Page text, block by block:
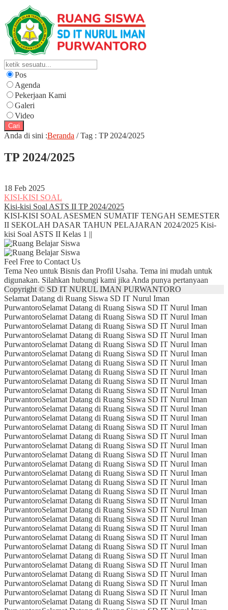
Pos
Agenda
Pekerjaan Kami
Galeri
Video
Cari
Anda di sini :Beranda /Tag : TP 2024/2025
TP 2024/2025
18 Feb 2025
KISI-KISI SOAL
Kisi-kisi Soal ASTS II TP 2024/2025
KISI-KISI SOAL ASESMEN SUMATIF TENGAH SEMESTER
II SEKOLAH DASAR TAHUN PELAJARAN 2024/2025 Kisi-
kisi Soal ASTS II Kelas 1 ||
Feel Free to Contact Us
Tema Neo untuk Bisnis dan Profil Usaha. Tema ini mudah untuk
digunakan. Silahkan hubungi kami jika Anda punya pertanyaan
Copyright © SD IT NURUL IMAN PURWANTORO
Selamat Datang di Ruang Siswa SD IT Nurul Iman
PurwantoroSelamat Datang di Ruang Siswa SD IT Nurul Iman
PurwantoroSelamat Datang di Ruang Siswa SD IT Nurul Iman
PurwantoroSelamat Datang di Ruang Siswa SD IT Nurul Iman
PurwantoroSelamat Datang di Ruang Siswa SD IT Nurul Iman
PurwantoroSelamat Datang di Ruang Siswa SD IT Nurul Iman
PurwantoroSelamat Datang di Ruang Siswa SD IT Nurul Iman
PurwantoroSelamat Datang di Ruang Siswa SD IT Nurul Iman
PurwantoroSelamat Datang di Ruang Siswa SD IT Nurul Iman
PurwantoroSelamat Datang di Ruang Siswa SD IT Nurul Iman
PurwantoroSelamat Datang di Ruang Siswa SD IT Nurul Iman
PurwantoroSelamat Datang di Ruang Siswa SD IT Nurul Iman
PurwantoroSelamat Datang di Ruang Siswa SD IT Nurul Iman
PurwantoroSelamat Datang di Ruang Siswa SD IT Nurul Iman
PurwantoroSelamat Datang di Ruang Siswa SD IT Nurul Iman
PurwantoroSelamat Datang di Ruang Siswa SD IT Nurul Iman
PurwantoroSelamat Datang di Ruang Siswa SD IT Nurul Iman
PurwantoroSelamat Datang di Ruang Siswa SD IT Nurul Iman
PurwantoroSelamat Datang di Ruang Siswa SD IT Nurul Iman
PurwantoroSelamat Datang di Ruang Siswa SD IT Nurul Iman
PurwantoroSelamat Datang di Ruang Siswa SD IT Nurul Iman
PurwantoroSelamat Datang di Ruang Siswa SD IT Nurul Iman
PurwantoroSelamat Datang di Ruang Siswa SD IT Nurul Iman
PurwantoroSelamat Datang di Ruang Siswa SD IT Nurul Iman
PurwantoroSelamat Datang di Ruang Siswa SD IT Nurul Iman
PurwantoroSelamat Datang di Ruang Siswa SD IT Nurul Iman
PurwantoroSelamat Datang di Ruang Siswa SD IT Nurul Iman
PurwantoroSelamat Datang di Ruang Siswa SD IT Nurul Iman
PurwantoroSelamat Datang di Ruang Siswa SD IT Nurul Iman
PurwantoroSelamat Datang di Ruang Siswa SD IT Nurul Iman
PurwantoroSelamat Datang di Ruang Siswa SD IT Nurul Iman
PurwantoroSelamat Datang di Ruang Siswa SD IT Nurul Iman
PurwantoroSelamat Datang di Ruang Siswa SD IT Nurul Iman
PurwantoroSelamat Datang di Ruang Siswa SD IT Nurul Iman